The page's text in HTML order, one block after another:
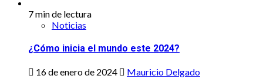
7 min de lectura
Noticias
¿Cómo inicia el mundo este 2024?
16 de enero de 2024 Mauricio Delgado